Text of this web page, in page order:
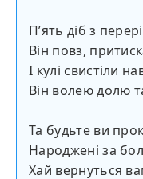
Пʼять діб з
Він повз,
І кулі свистіли
Він волею долю
Та будьте ви
Народжені за
Хай вернуться